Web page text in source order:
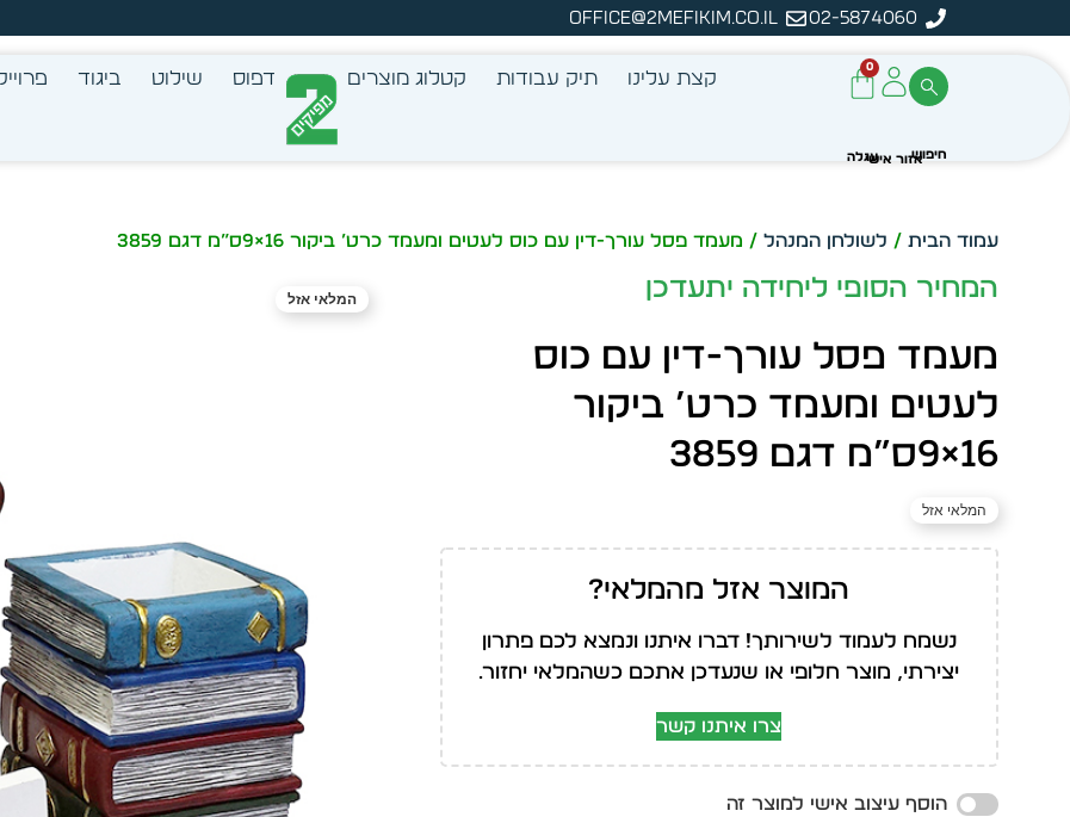
02-5874060
office@2mefikim.co.il
מיידית מתוך מלאי קיים
עצב בעצמך - הכן הדמייה לכל פריט בקלות
0
קצת עלינו תיק עבודות קטלוג מוצרים דפוס שילוט ביגוד
עמוד הבית / לשולחן המנהל / מעמד פסל עורך-דין עם כוס לעטים ומעמד כרט’ ביקור 16×9ס”מ דגם 3859
מעמד פסל עורך-דין עם כוס
לעטים ומעמד כרט’ ביקור
16×9ס”מ דגם 3859
המלאי אזל
המוצר אזל מהמלאי?
נשמח לעמוד לשירותך! דברו איתנו ונמצא לכם פתרון
יצירתי, מוצר חלופי או שנעדכן אתכם כשהמלאי יחזור.
צרו איתנו קשר
הוסף עיצוב אישי למוצר זה
המחיר הסופי ליחידה יתעדכן המלאי אזל